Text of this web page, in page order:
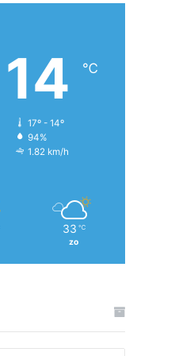
14 ℃
17º - 14º
94%
1.82 km/h
33 ℃
zo